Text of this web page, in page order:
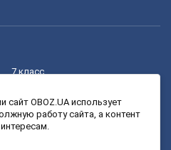
7 класс
9 класс
сайт OBOZ.UA использует
работу сайта, а контент